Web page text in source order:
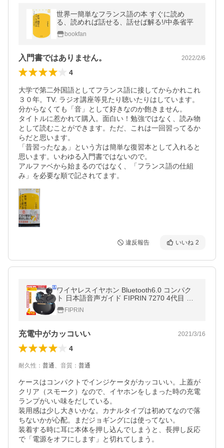
世界一簡単なフランス語の本 すぐに読め
る、読めれば話せる、話せば解る!/中条省平
bookfan
入門書ではありません。 2022/2/6
4
大学で第二外国語としてフランス語に接してからかれこれ
３０年。TV. ラジオ講座等見たり聴いたりはしています。
分からなくても「音」として好きなのか飽きません。
タイトルに惹かれて購入。面白い！勉強ではなく、読み物
として読むことができます。ただ、これは一回習ってるか
らだと思います。
「昔習ったなぁ」という方は簡単な復習本として入れると
思います。いわゆる入門書ではないので。
アルファベから始まるのではなく、「フランス語の仕組
違反報告 いいね 2
ワイヤレスイヤホン Bluetooth6.0 コンパク
ト 日本語音声ガイド FIPRIN 7270 4代目 高
音質 重低音 防水 スポーツ iPhone 16 15 An
droid ブルートゥース 最新型
FIPRIN
充電中がカッコいい 2021/3/16
4
耐久性 ： 普通、 音質 ： 普通
ケースはコンパクトでインジケータがカッコいい。上蓋が
クリア（スモーク）なので、イヤホンをしまった時の充電
ランプがいい味をだしている。
装用感は少し大きいかな。カナルタイプは初めてなので落
ちないかが心配。まだジョギングには使ってない。
装着する時に耳に本体を押し込んでしまうと、長押し反応
で「電源をオフにします」と切れてしまう。